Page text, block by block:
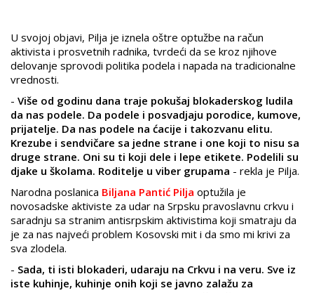
U svojoj objavi, Pilja je iznela oštre optužbe na račun
aktivista i prosvetnih radnika, tvrdeći da se kroz njihove
delovanje sprovodi politika podela i napada na tradicionalne
vrednosti.
- Više od godinu dana traje pokušaj blokaderskog ludila
da nas podele. Da podele i posvadjaju porodice, kumove,
prijatelje. Da nas podele na ćacije i takozvanu elitu.
Krezube i sendvičare sa jedne strane i one koji to nisu sa
druge strane. Oni su ti koji dele i lepe etikete. Podelili su
djake u školama. Roditelje u viber grupama - rekla je Pilja.
Narodna poslanica Biljana Pantić Pilja optužila je
novosadske aktiviste za udar na Srpsku pravoslavnu crkvu i
saradnju sa stranim antisrpskim aktivistima koji smatraju da
je za nas najveći problem Kosovski mit i da smo mi krivi za
sva zlodela.
- Sada, ti isti blokaderi, udaraju na Crkvu i na veru. Sve iz
iste kuhinje, kuhinje onih koji se javno zalažu za